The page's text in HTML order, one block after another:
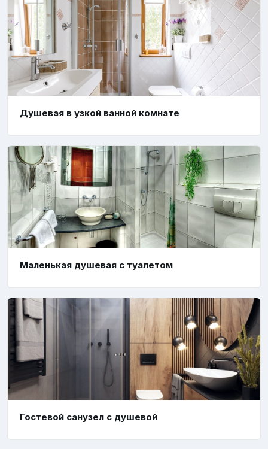
Душевая в узкой ванной комнате
Маленькая душевая с туалетом
Гостевой санузел с душевой